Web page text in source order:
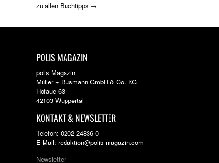
zu allen Buchtipps →
POLIS MAGAZIN
polis Magazin
Müller + Busmann GmbH & Co. KG
Hofaue 63
42103 Wuppertal
KONTAKT & NEWSLETTER
Telefon: 0202 24836-0
E-Mail: redaktion@polis-magazin.com
Newsletter